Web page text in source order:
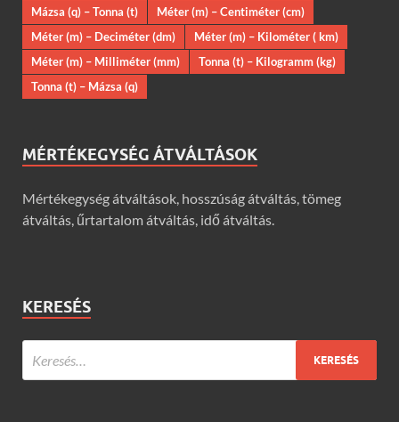
Mázsa (q) – Tonna (t)
Méter (m) – Centiméter (cm)
Méter (m) – Deciméter (dm)
Méter (m) – Kilométer ( km)
Méter (m) – Milliméter (mm)
Tonna (t) – Kilogramm (kg)
Tonna (t) – Mázsa (q)
MÉRTÉKEGYSÉG ÁTVÁLTÁSOK
Mértékegység átváltások, hosszúság átváltás, tömeg
átváltás, űrtartalom átváltás, idő átváltás.
KERESÉS